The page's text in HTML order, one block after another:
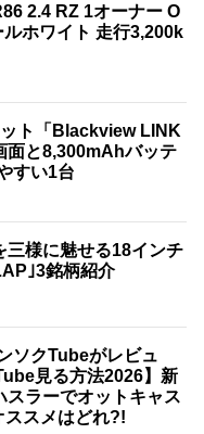
2.4 RZ 1オーナー O
ホワイト 走行3,200k
ト「Blackview LINK
面と8,300mAhバッテ
すい1台
三様に魅せる18インチ
｣3銘柄紹介
ソクTubeがレビュ
見る方法2026】新
スラーでオットキャス
ススメはどれ?!